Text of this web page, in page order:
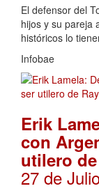
El defensor del
hijos y su pareja
históricos lo
Infobae
Erik
con
utilero
27 de